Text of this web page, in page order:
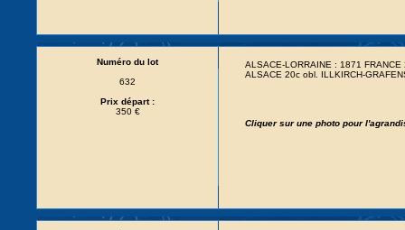
Numéro du lot
632
Prix départ :
350 €
ALSACE-LORRAINE : 1871
ALSACE 20c obl. ILLKIRCH-
Cliquer sur une photo pour